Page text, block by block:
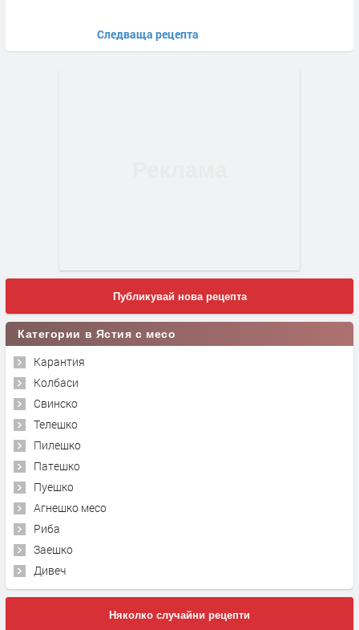
Следваща рецепта
Публикувай нова рецепта
Категории в Ястия с месо
Карантия
Колбаси
Свинско
Телешко
Пилешко
Патешко
Пуешко
Агнешко месо
Риба
Заешко
Дивеч
Няколко случайни рецепти